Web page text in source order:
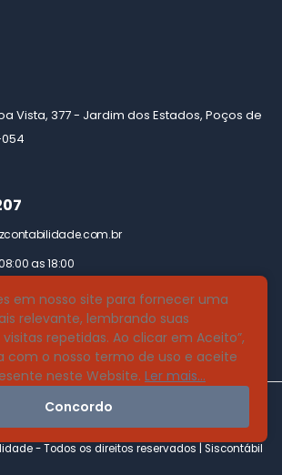
Vista, 377 - Jardim dos Estados, Poços de
as 18:00
- Todos os direitos reservados | Siscontábil
em nosso site para fornecer uma
relevante, lembrando suas
repetidas. Ao clicar em Aceito”,
com o nosso termo de uso e aceite
neste Website. Ler mais...
Concordo